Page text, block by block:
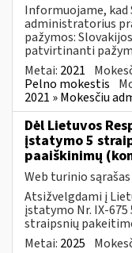
Informuojame, kad
administratorius
pažymos:
patvirtinanti
Metai: 2021
Pelno mokestis
2021 » Mokesčiu
Dėl Lietuvos
įstatymo 5
paaiškinimų
Web turinio sąrašas
Atsižvelgdami į
įstatymo Nr. IX-675
straipsnių
Metai: 2025